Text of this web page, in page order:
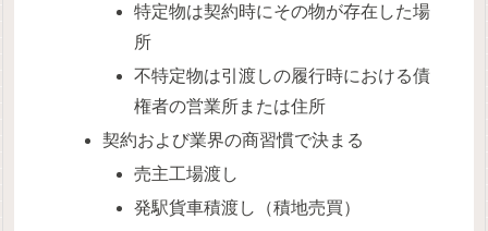
特定物は契約時にその物が存在した場
所
不特定物は引渡しの履行時における債
権者の営業所または住所
契約および業界の商習慣で決まる
売主工場渡し
発駅貨車積渡し（積地売買）